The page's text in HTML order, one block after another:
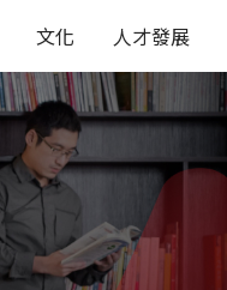
文化 人才發展